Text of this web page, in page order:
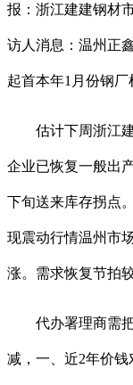
报：浙江建建钢材
访人消息：温州正
起首本年1月份钢厂
估计下周浙江建
企业已恢复一般出
下旬送来库存拐点
现震动行情温州市
涨。需求恢复节拍
代办署理商需把
减，一、近2年价钱